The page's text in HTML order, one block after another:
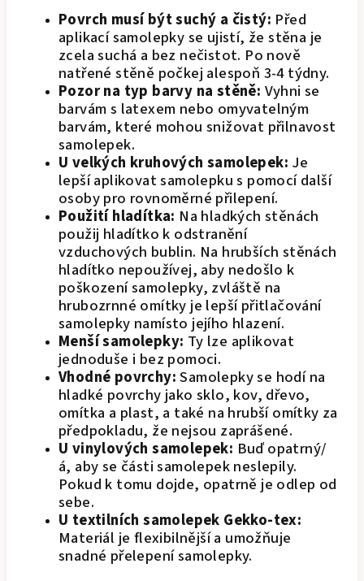
Povrch musí být suchý a čistý: Před
aplikací samolepky se ujistí, že stěna je
zcela suchá a bez nečistot. Po nově
natřené stěně počkej alespoň 3-4 týdny.
Pozor na typ barvy na stěně: Vyhni se
barvám s latexem nebo omyvatelným
barvám, které mohou snižovat přilnavost
samolepek.
U velkých kruhových samolepek: Je
lepší aplikovat samolepku s pomocí další
osoby pro rovnoměrné přilepení.
Použití hladítka: Na hladkých stěnách
použij hladítko k odstranění
vzduchových bublin. Na hrubších stěnách
hladítko nepoužívej, aby nedošlo k
poškození samolepky, zvláště na
hrubozrnné omítky je lepší přitlačování
samolepky namísto jejího hlazení.
Menší samolepky: Ty lze aplikovat
jednoduše i bez pomoci.
Vhodné povrchy:Samolepky se hodí na
hladké povrchy jako sklo, kov, dřevo,
omítka a plast, a také na hrubší omítky za
předpokladu, že nejsou zaprášené.
U vinylových samolepek: Buď opatrný/
á, aby se části samolepek neslepily.
Pokud k tomu dojde, opatrně je odlep od
sebe.
U textilních samolepek Gekko-tex:
Materiál je flexibilnější a umožňuje
snadné přelepení samolepky.